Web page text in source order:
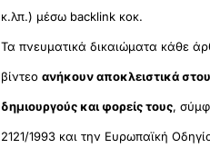
κ.λπ.) μέσω backlink κοκ.
Τα πνευματικά δικαιώματα κάθε
βίντεοανήκουν αποκλειστικά
δημιουργούς και φορείς τους,
2121/1993 και την Ευρωπαϊκή